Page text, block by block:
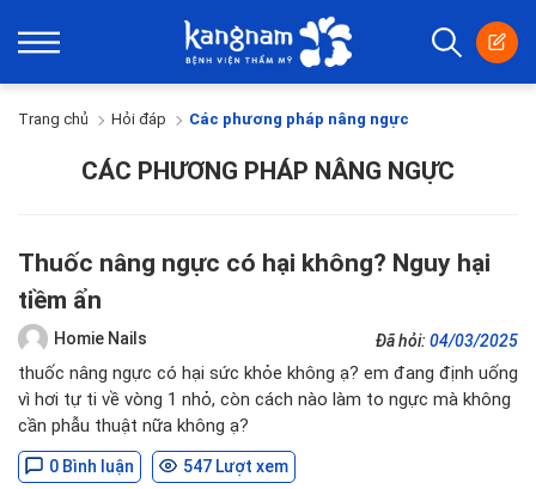
Trang chủ Hỏi đáp Các phương pháp nâng ngực
CÁC PHƯƠNG PHÁP NÂNG NGỰC
Thuốc nâng ngực có hại không? Nguy hại
tiềm ẩn
Homie Nails Đã hỏi: 04/03/2025
thuốc nâng ngực có hại sức khỏe không ạ? em đang định uống
vì hơi tự ti về vòng 1 nhỏ, còn cách nào làm to ngực mà không
cần phẫu thuật nữa không ạ?
0 Bình luận 547 Lượt xem